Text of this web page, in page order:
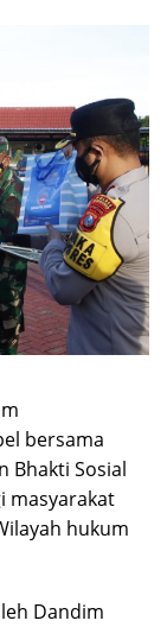
bersama
Bhakti Sosial
masyarakat
hukum
Dandim